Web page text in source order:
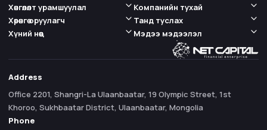
Хөнгөлөлт урамшуулал
Компанийн тухай
Хөрөнгө оруулагч
Хүний нөөц
Танд туслах
Мэдээ мэдээлэл
Address
Office 2201, Shangri-La Ulaanbaatar, 19 Olympic Street, 1st
Khoroo, Sukhbaatar District, Ulaanbaatar, Mongolia
Phone